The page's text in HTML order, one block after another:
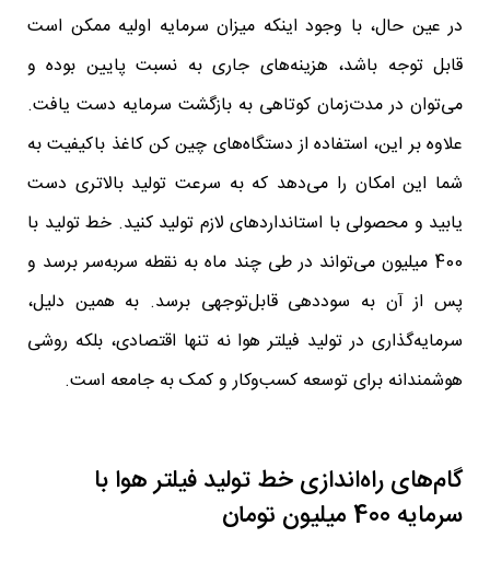
در عین حال، با وجود اینکه میزان سرمایه اولیه ممکن است
قابل توجه باشد، هزینه‌های جاری به نسبت پایین بوده و
می‌توان در مدت‌زمان کوتاهی به بازگشت سرمایه دست یافت.
علاوه بر این، استفاده از دستگاه‌های چین کن کاغذ باکیفیت به
شما این امکان را می‌دهد که به سرعت تولید بالاتری دست
یابید و محصولی با استانداردهای لازم تولید کنید. خط تولید با
400 میلیون می‌تواند در طی چند ماه به نقطه سربه‌سر برسد و
پس از آن به سوددهی قابل‌توجهی برسد. به همین دلیل،
سرمایه‌گذاری در تولید فیلتر هوا نه تنها اقتصادی، بلکه روشی
هوشمندانه برای توسعه کسب‌وکار و کمک به جامعه است.
گام‌های راه‌اندازی خط تولید فیلتر هوا با
سرمایه 400 میلیون تومان